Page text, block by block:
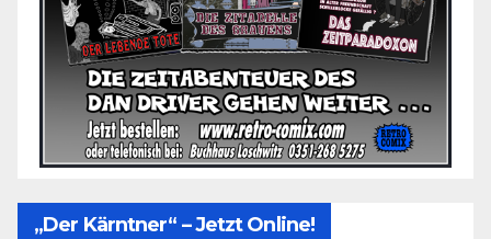
„Der Kärntner“ – Jetzt Online!